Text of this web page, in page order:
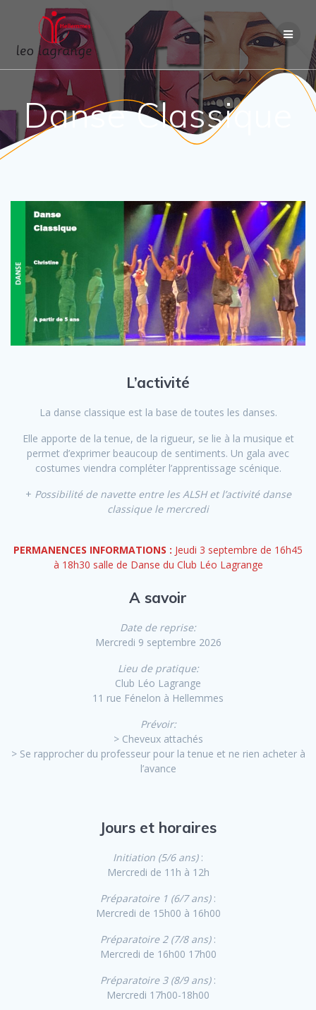
au
contenu
Danse Classique
L’activité
La danse classique est la base de toutes les danses.
Elle apporte de la tenue, de la rigueur, se lie à la musique et
permet d’exprimer beaucoup de sentiments. Un gala avec
costumes viendra compléter l’apprentissage scénique.
+ Possibilité de navette entre les ALSH et l’activité danse
classique le mercredi
PERMANENCES INFORMATIONS : Jeudi 3 septembre de 16h45
à 18h30 salle de Danse du Club Léo Lagrange
A savoir
Date de reprise:
Mercredi 9 septembre 2026
Lieu de pratique:
Club Léo Lagrange
11 rue Fénelon à Hellemmes
Prévoir:
> Cheveux attachés
> Se rapprocher du professeur pour la tenue et ne rien acheter à
l’avance
Jours et horaires
Initiation (5/6 ans):
Mercredi de 11h à 12h
Préparatoire 1 (6/7 ans):
Mercredi de 15h00 à 16h00
Préparatoire 2 (7/8 ans):
Mercredi de 16h00 17h00
Préparatoire 3 (8/9 ans):
Mercredi 17h00-18h00